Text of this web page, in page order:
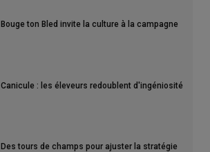
Bouge ton Bled invite la culture à la campagne
Canicule : les éleveurs redoublent d'ingéniosité
Des tours de champs pour ajuster la stratégie